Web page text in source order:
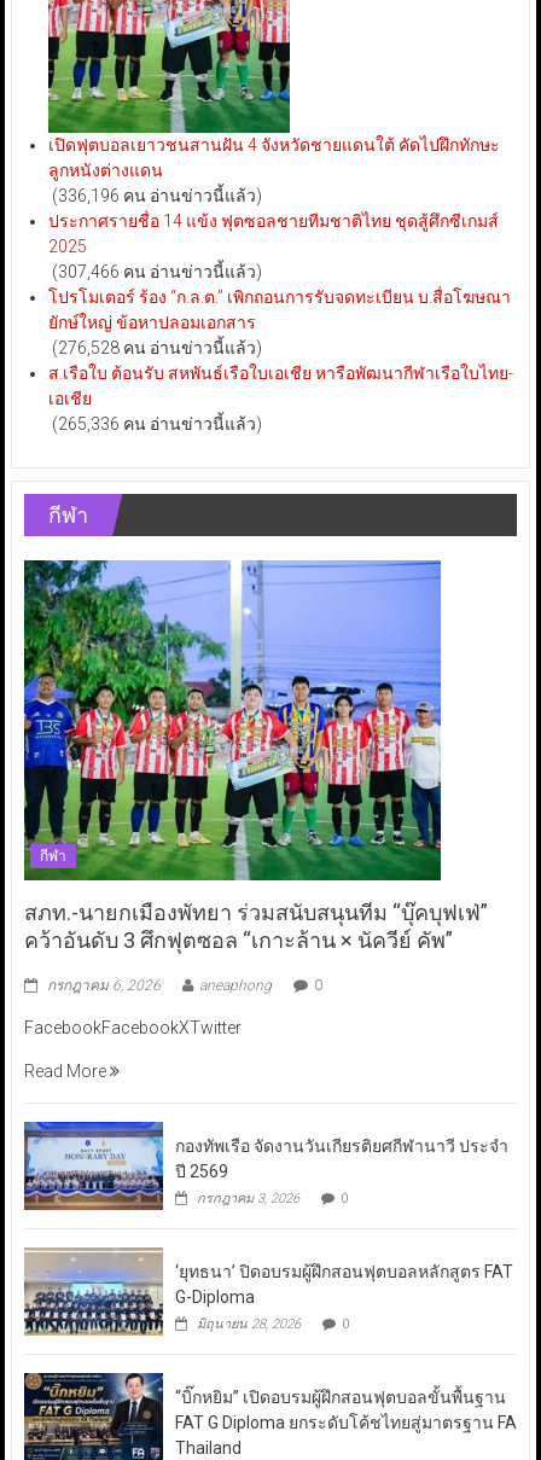
เปิดฟุตบอลเยาวชนสานฝัน 4 จังหวัดชายแดนใต้ คัดไปฝึกทักษะ
ลูกหนังต่างแดน
(336,196 คน อ่านข่าวนี้แล้ว)
ประกาศรายชื่อ 14 แข้ง ฟุตซอลชายทีมชาติไทย ชุดสู้ศึกซีเกมส์
2025
(307,466 คน อ่านข่าวนี้แล้ว)
โปรโมเตอร์ ร้อง “ก.ล.ต.” เพิกถอนการรับจดทะเบียน บ.สื่อโฆษณา
ยักษ์ใหญ่ ข้อหาปลอมเอกสาร
(276,528 คน อ่านข่าวนี้แล้ว)
ส.เรือใบ ต้อนรับ สหพันธ์เรือใบเอเชีย หารือพัฒนากีฬาเรือใบไทย-
เอเชีย
(265,336 คน อ่านข่าวนี้แล้ว)
กีฬา
กีฬา
สภท.-นายกเมืองพัทยา ร่วมสนับสนุนทีม “บุ๊คบุฟเฟ่”
คว้าอันดับ 3 ศึกฟุตซอล “เกาะล้าน × นัควีย์ คัพ”
กรกฎาคม 6, 2026 aneaphong 0
FacebookFacebookXTwitter
Read More
กองทัพเรือ จัดงานวันเกียรติยศกีฬานาวี ประจำ
ปี 2569
กรกฎาคม 3, 2026 0
‘ยุทธนา’ ปิดอบรมผู้ฝึกสอนฟุตบอลหลักสูตร FAT
G-Diploma
มิถุนายน 28, 2026 0
“บิ๊กหยิม” เปิดอบรมผู้ฝึกสอนฟุตบอลขั้นพื้นฐาน
FAT G Diploma ยกระดับโค้ชไทยสู่มาตรฐาน FA
Thailand